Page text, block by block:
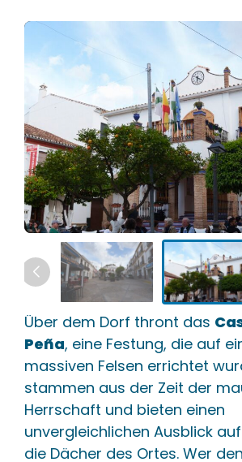
Über dem Dorf thront das
Peña, eine Festung, die auf
massiven Felsen errichtet
stammen aus der Zeit der
Herrschaft und bieten einen
unvergleichlichen Ausblick
die Dächer des Ortes. Wer